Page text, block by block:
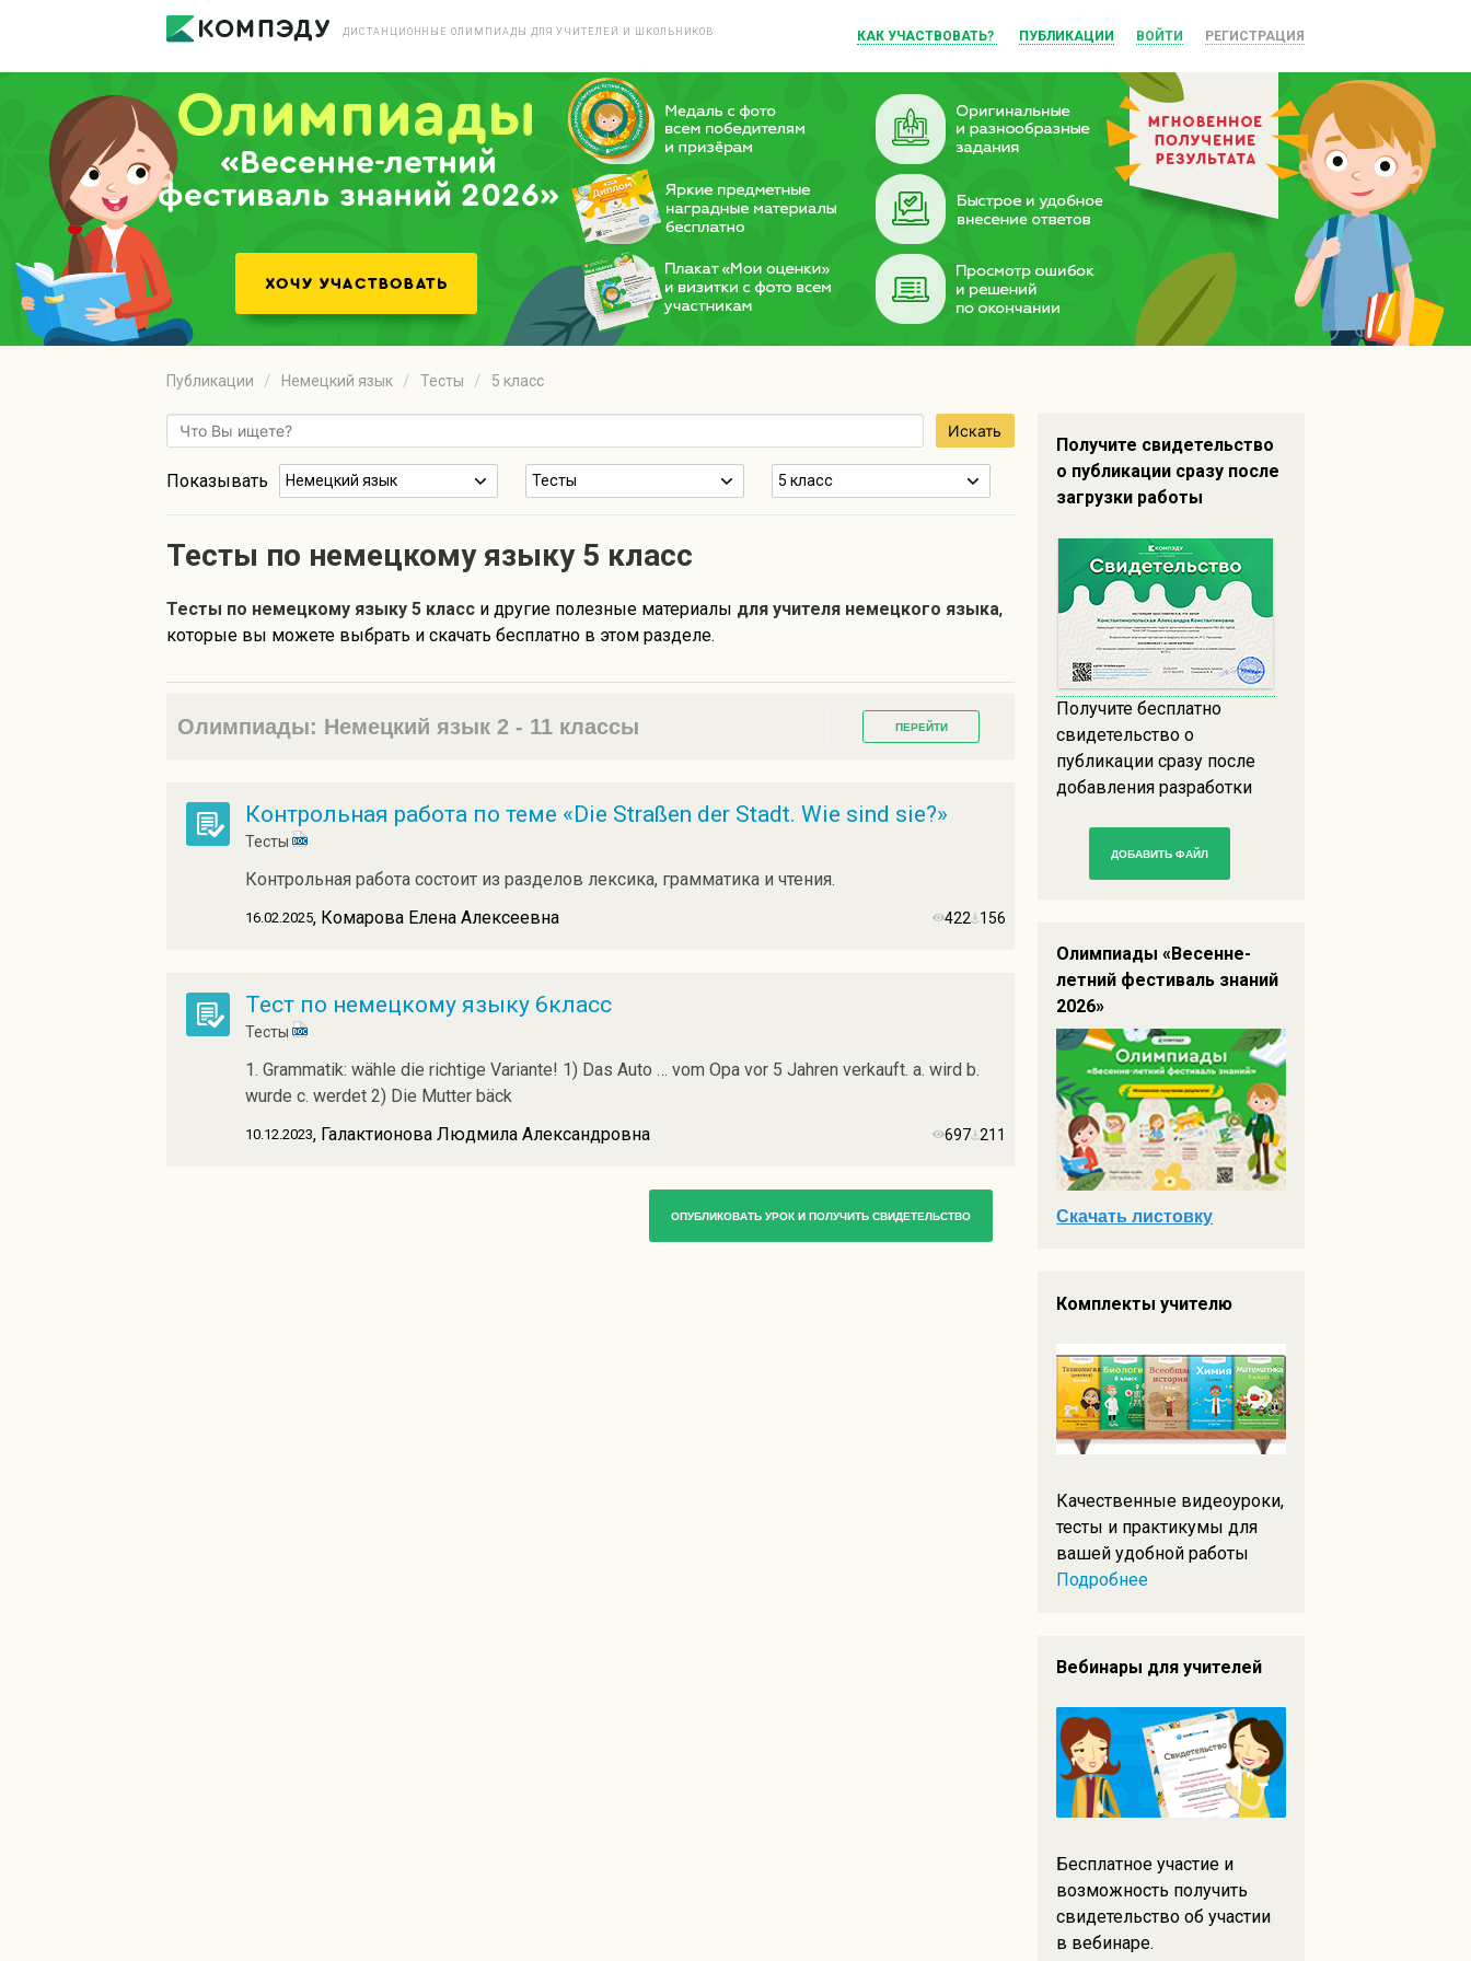
ДИСТАНЦИОННЫЕ ОЛИМПИАДЫ ДЛЯ УЧИТЕЛЕЙ И ШКОЛЬНИКОВ КАК УЧАСТВОВАТЬ? ПУБЛИКАЦИИ ВОЙТИ РЕГИСТРАЦИЯ
«Весенне-летний
фестиваль знаний 2026»
Публикации Немецкий язык Тесты 5 класс
Искать
Показывать Немецкий язык Тесты 5 класс
Тесты по немецкому языку 5 класс
Тесты по немецкому языку 5 класс и другие полезные материалы для учителя немецкого языка,
которые вы можете выбрать и скачать бесплатно в этом разделе.
Олимпиады: Немецкий язык 2 - 11 классы ПЕРЕЙТИ
Контрольная работа по теме «Die Straßen der Stadt. Wie sind sie?»
Тесты
Контрольная работа состоит из разделов лексика, грамматика и чтения.
16.02.2025, Комарова Елена Алексеевна 422 156
Тест по немецкому языку 6класс
Тесты
1. Grammatik: wähle die richtige Variante! 1) Das Auto … vom Opa vor 5 Jahren verkauft. a. wird b.
wurde c. werdet 2) Die Mutter bäck
10.12.2023, Галактионова Людмила Александровна 697 211
ОПУБЛИКОВАТЬ УРОК И ПОЛУЧИТЬ СВИДЕТЕЛЬСТВО
Получите свидетельство
о публикации сразу после
загрузки работы
Получите бесплатно
свидетельство о
публикации сразу после
добавления разработки
ДОБАВИТЬ ФАЙЛ
Олимпиады «Весенне-
летний фестиваль знаний
2026»
Скачать листовку
Комплекты учителю
Качественные видеоуроки,
тесты и практикумы для
вашей удобной работы
Подробнее
Вебинары для учителей
Бесплатное участие и
возможность получить
свидетельство об участии
в вебинаре.